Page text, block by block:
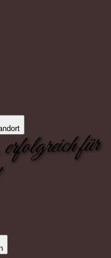
für